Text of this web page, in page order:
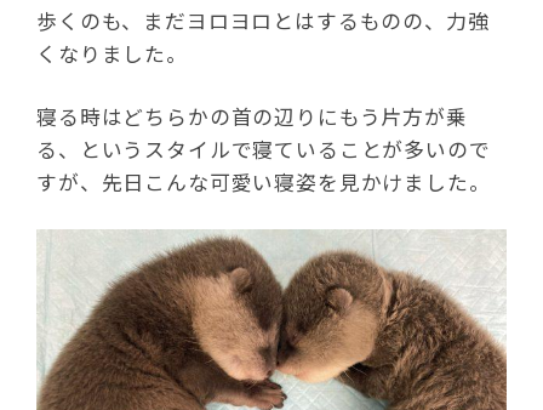
歩くのも、まだヨロヨロとはするものの、力強
くなりました。
寝る時はどちらかの首の辺りにもう片方が乗
る、というスタイルで寝ていることが多いので
すが、先日こんな可愛い寝姿を見かけました。